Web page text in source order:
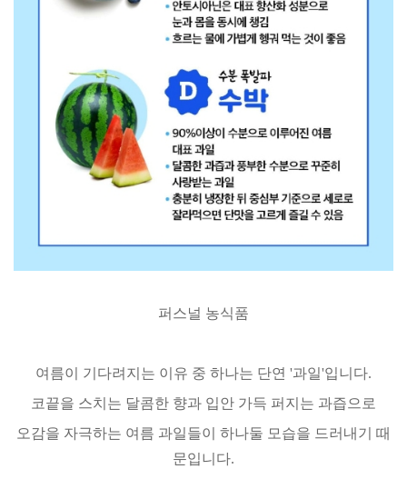
퍼스널 농식품
여름이 기다려지는 이유 중 하나는 단연 '과일'입니다.
코끝을 스치는 달콤한 향과 입안 가득 퍼지는 과즙으로
오감을 자극하는 여름 과일들이 하나둘 모습을 드러내기 때
문입니다.